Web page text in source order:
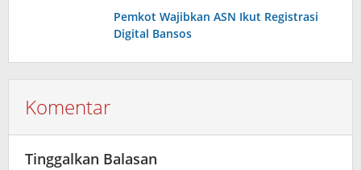
Kantor BPD Maluku
Pemkot Wajibkan ASN Ikut Registrasi
Digital Bansos
Komentar
Tinggalkan Balasan